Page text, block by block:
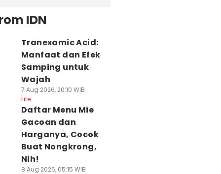
IDN
Tranexamic Acid:
Manfaat dan Efek
Samping untuk
Wajah
7 Aug 2026, 20:10 WIB
Life
Daftar Menu Mie
Gacoan dan
Harganya, Cocok
Buat Nongkrong,
Nih!
8 Aug 2026, 05:15 WIB